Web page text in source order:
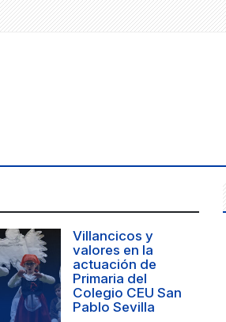
Villancicos y
valores en la
actuación de
Primaria del
Colegio CEU San
Pablo Sevilla